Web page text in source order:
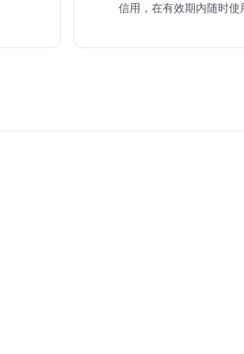
信用，在有效期内随时使